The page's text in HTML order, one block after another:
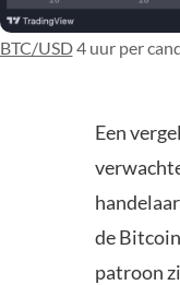
BTC/USD4 uur per
Een
de
patroon